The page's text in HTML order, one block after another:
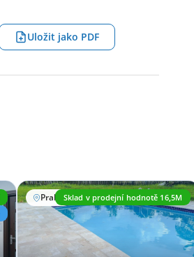
Uložit jako PDF
PrahaSklad v prodejní hodnotě 16,5M